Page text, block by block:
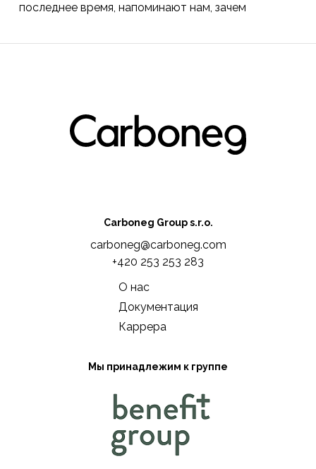
последнее время, напоминают нам, зачем
Мы принадлежим к группе
Carboneg Group s.r.o.
carboneg@carboneg.com
+420 253 253 283
О нас
Документация
Каррера